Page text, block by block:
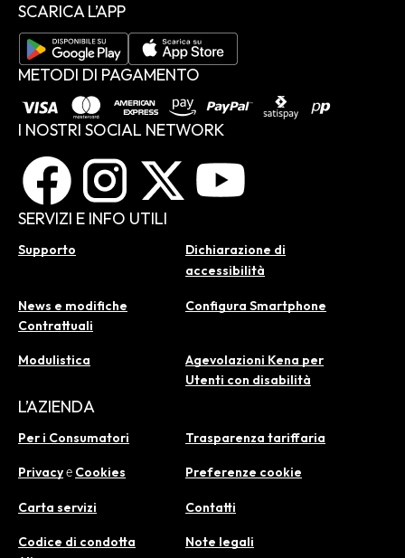
SCARICA L’APP
METODI DI PAGAMENTO
I NOSTRI SOCIAL NETWORK
SERVIZI E INFO UTILI
Supporto
Dichiarazione di
accessibilità
News e modifiche
Contrattuali
Configura Smartphone
Modulistica
Agevolazioni Kena per
Utenti con disabilità
L’AZIENDA
Per i Consumatori Trasparenza tariffaria
Privacye Cookies Preferenze cookie
Carta servizi Contatti
Codice di condotta
Note legali